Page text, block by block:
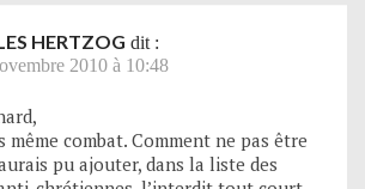
HERTZOG dit :
2010 à 10:48
même combat. Comment ne pas être
pu ajouter, dans la liste des